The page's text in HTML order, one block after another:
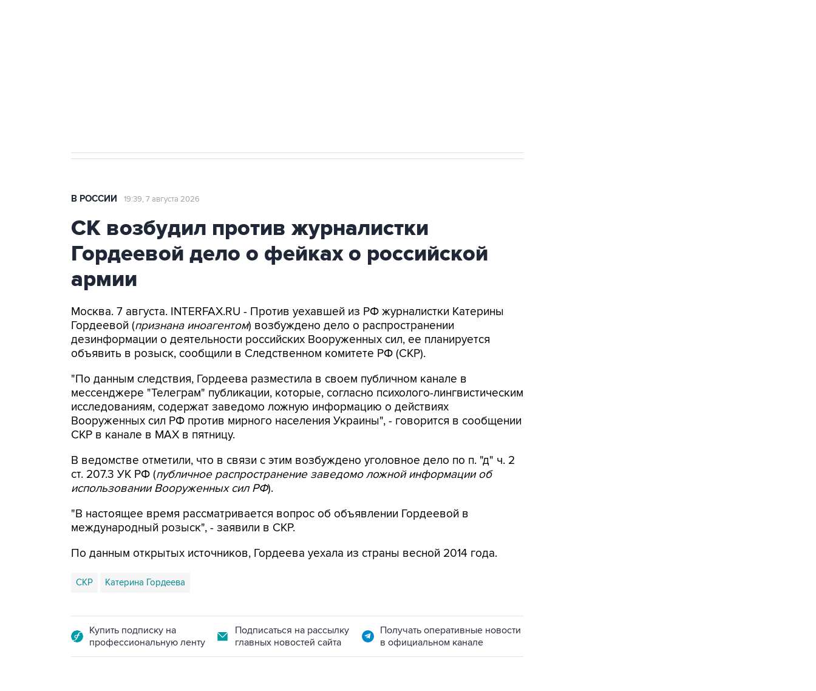
В РОССИИ 19:39, 7 августа 2026
СК возбудил против журналистки
Гордеевой дело о фейках о российской
армии
Москва. 7 августа. INTERFAX.RU - Против уехавшей из РФ журналистки Катерины
Гордеевой (признана иноагентом) возбуждено дело о распространении
дезинформации о деятельности российских Вооруженных сил, ее планируется
объявить в розыск, сообщили в Следственном комитете РФ (СКР).
"По данным следствия, Гордеева разместила в своем публичном канале в
мессенджере "Телеграм" публикации, которые, согласно психолого-лингвистическим
исследованиям, содержат заведомо ложную информацию о действиях
Вооруженных сил РФ против мирного населения Украины", - говорится в сообщении
СКР в канале в MAX в пятницу.
В ведомстве отметили, что в связи с этим возбуждено уголовное дело по п. "д" ч. 2
ст. 207.3 УК РФ (публичное распространение заведомо ложной информации об
использовании Вооруженных сил РФ).
"В настоящее время рассматривается вопрос об объявлении Гордеевой в
международный розыск", - заявили в СКР.
По данным открытых источников, Гордеева уехала из страны весной 2014 года.
СКР Катерина Гордеева
Купить подписку на
профессиональную ленту
Подписаться на рассылку
главных новостей сайта
Получать оперативные новости
в официальном канале